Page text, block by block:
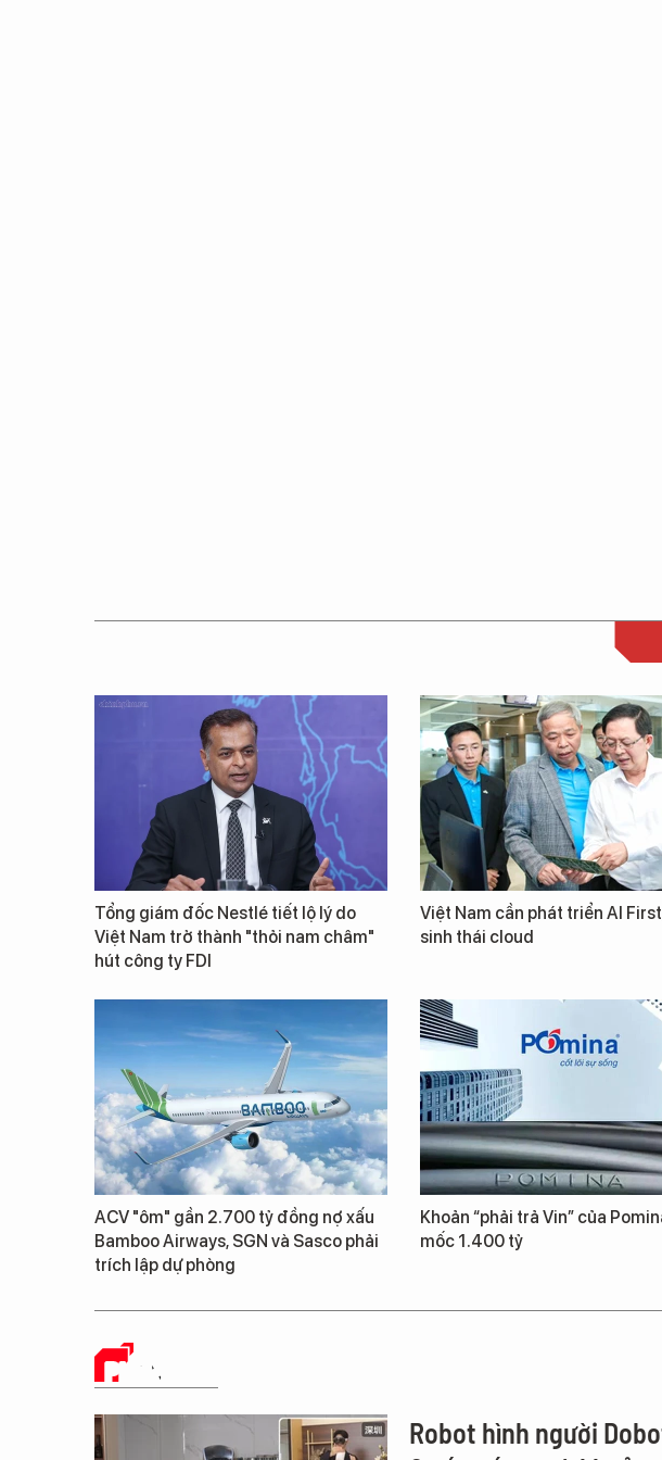
Tổng giám đốc Nestlé tiết lộ lý do
Việt Nam trở thành "thỏi nam châm"
hút công ty FDI
Việt Nam cần phát triển AI
sinh thái cloud
ACV "ôm" gần 2.700 tỷ đồng nợ xấu
Bamboo Airways, SGN và Sasco phải
trích lập dự phòng
Khoản “phải trả Vin” của
mốc 1.400 tỷ
PHÂN TÍCH
Robot hình người